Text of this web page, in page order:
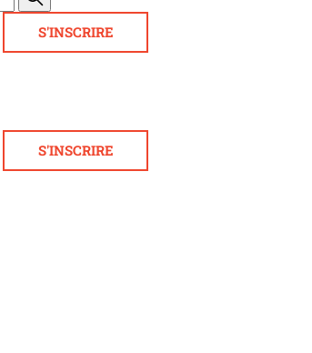
S'INSCRIRE
S'INSCRIRE